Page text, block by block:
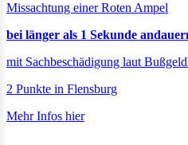
Missachtung einer Roten Ampel
bei länger als 1 Sekunde
mit Sachbeschädigung laut
2 Punkte in Flensburg
Mehr Infos hier